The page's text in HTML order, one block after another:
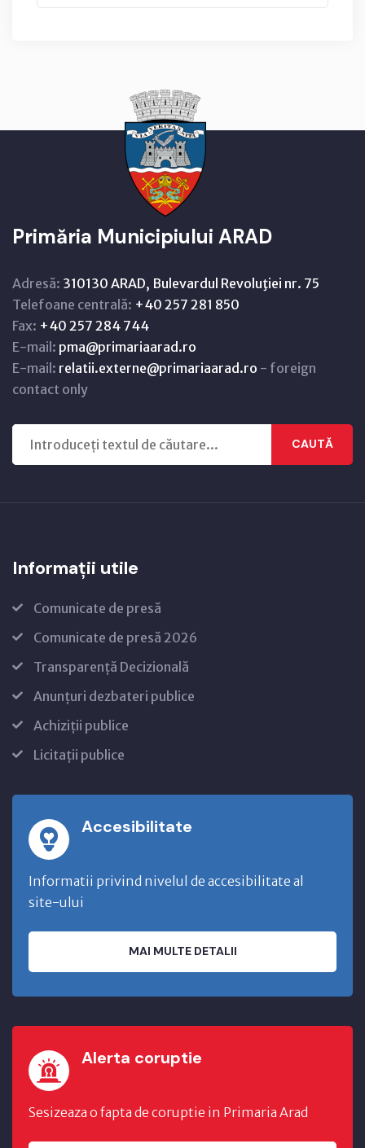
Primăria Municipiului ARAD
Adresă: 310130 ARAD, Bulevardul Revoluţiei nr. 75
Telefoane centrală: +40 257 281 850
Fax: +40 257 284 744
E-mail: pma@primariaarad.ro
E-mail: relatii.externe@primariaarad.ro - foreign
contact only
CAUTĂ
Informații utile
Comunicate de presă
Comunicate de presă 2026
Transparență Decizională
Anunțuri dezbateri publice
Achiziții publice
Licitații publice
Accesibilitate
Informatii privind nivelul de accesibilitate al
site-ului
MAI MULTE DETALII
Alerta coruptie
Sesizeaza o fapta de coruptie in Primaria Arad